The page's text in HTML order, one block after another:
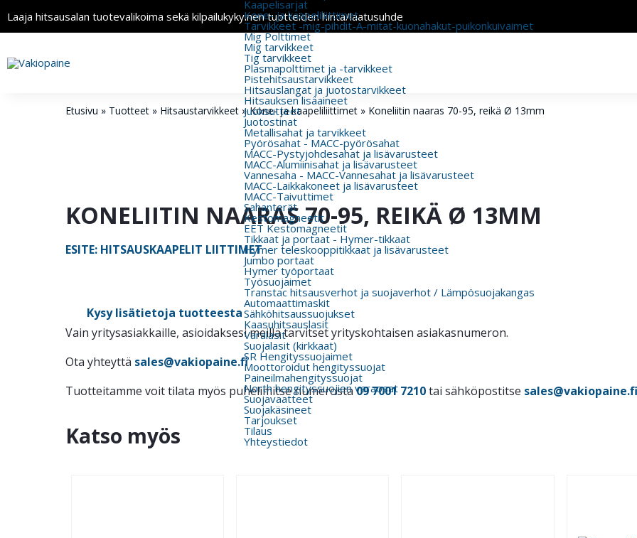
Laaja hitsausalan tuotevalikoima sekä kilpailukykyinen tuotteiden hinta/laatusuhde
Kaapelisarjat
Kone- ja kaapeliliittimet
Tarvikkeet -mig-pihdit-A-mitat-kuonahakut-puikonkuivaimet
Mig Polttimet
Mig tarvikkeet
Tig tarvikkeet
Plasmapolttimet ja -tarvikkeet
Pistehitsaustarvikkeet
Hitsauslangat ja juotostarvikkeet
Hitsauksen lisäaineet
Juoksutteet
Juotostinat
Metallisahat ja tarvikkeet
Pyörösahat - MACC-pyörösahat
MACC-Pystyjohdesahat ja lisävarusteet
MACC-Alumiinisahat ja lisävarusteet
Vannesaha - MACC-Vannesahat ja lisävarusteet
MACC-Laikkakoneet ja lisävarusteet
MACC-Taivuttimet
Sahanterät
Kestomagneetit
EET Kestomagneetit
Tikkaat ja portaat - Hymer-tikkaat
Hymer teleskooppitikkaat ja lisävarusteet
Jumbo portaat
Hymer työportaat
Työsuojaimet
Transtac hitsausverhot ja suojaverhot / Lämpösuojakangas
Automaattimaskit
Sähköhitsaussuojukset
Kaasuhitsauslasit
Varalasit
Suojalasit (kirkkaat)
SR Hengityssuojaimet
Moottoroidut hengityssuojat
Paineilmahengityssuojat
North hengityssuojien varaosat
Suojavaatteet
Suojakäsineet
Tarjoukset
Tilaus
Yhteystiedot
Etusivu » Tuotteet » Hitsaustarvikkeet »Kone- ja kaapeliliittimet » Koneliitin naaras 70-95, reikä Ø 13mm
KONELIITIN NAARAS 70-95, REIKÄ Ø 13MM
ESITE: HITSAUSKAAPELIT LIITTIMET
Kysy lisätietoja tuotteesta
Vain yritysasiakkaille, asioidaksesi meillä tarvitset yrityskohtaisen asiakasnumeron.
Ota yhteyttä sales@vakiopaine.fi
Tuotteitamme voit tilata myös puhelimitse numerosta09 7001 7210tai sähköpostitse sales@vakiopaine.fi
Katso myös